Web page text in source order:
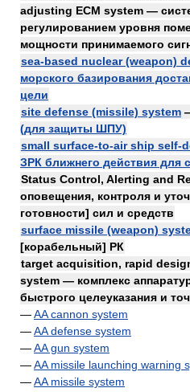
adjusting ECM system —
регулированием уровня
мощности принимаемого
sea-based nuclear (weapon)
морского базирования
цели
site defense (missile) system
(для защиты ШПУ)
small surface-to-air ship self-
ЗРК ближнего действия для
Status Control, Alerting and
оповещения, контроля и
готовности] сил и средств
surface missile (weapon)
[корабельный] РК
target acquisition, rapid
system — комплекс
быстрого целеуказания и
—AA cannon system
—AA defense system
—AA gun system
—AA missile launching warning
—AA missile system